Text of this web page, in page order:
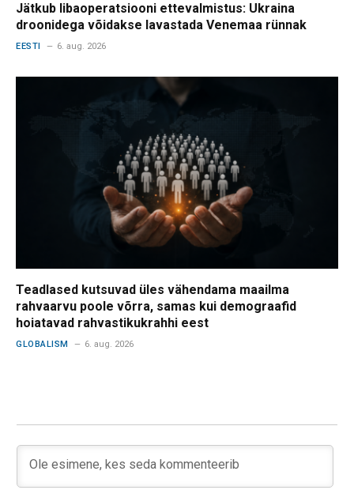
Jätkub libaoperatsiooni ettevalmistus: Ukraina
droonidega võidakse lavastada Venemaa rünnak
EESTI 6. aug. 2026
Teadlased kutsuvad üles vähendama maailma
rahvaarvu poole võrra, samas kui demograafid
hoiatavad rahvastikukrahhi eest
GLOBALISM 6. aug. 2026